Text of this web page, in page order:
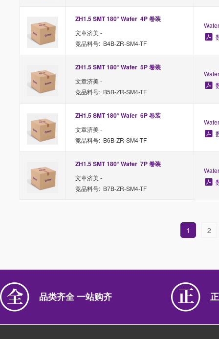
ZH1.5 SMT 180° Wafer  4P 卷装
文章济美 -
竞品料号: B4B-ZR-SM4-TF
ZH1.5 SMT 180° Wafer  5P 卷装
文章济美 -
竞品料号: B5B-ZR-SM4-TF
ZH1.5 SMT 180° Wafer  6P 卷装
文章济美 -
竞品料号: B6B-ZR-SM4-TF
ZH1.5 SMT 180° Wafer  7P 卷装
文章济美 -
竞品料号: B7B-ZR-SM4-TF
1 2
品类齐全 一站购齐